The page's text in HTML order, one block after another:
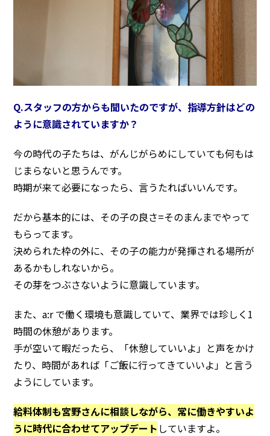
Q.スタッフの方からも聞いたのですが、指導方針はどの
ように意識されていますか？
今の時代の子たちは、がんじがらめにしていても何もは
じまらないと思うんです。
時期が来て必要になったら、言うたればいいんです。
だから基本的には、その子の良さ=そのまんまでやって
もらってます。
決められた枠の外に、その子の能力が発揮される場所が
あるかもしれないから。
その芽をつぶさないように意識しています。
また、a:r で働く環境も意識していて、業界では珍しく1
時間の休憩があります。
手が空いて暇だったら、「休憩していいよ」と声をかけ
たり、時間があれば「ご飯に行ってきていいよ」と言う
ようにしています。
給料体制も宮野さんに相談しながら、常に働きやすいよ
うに時代に合わせてアップデート していますよ。